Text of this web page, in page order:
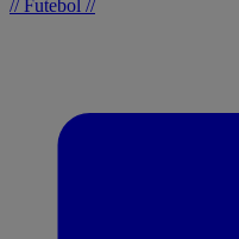
// Futebol //